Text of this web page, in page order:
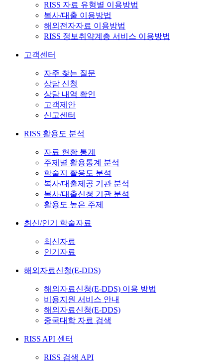
RISS 자료 유형별 이용방법
복사/대출 이용방법
해외전자자료 이용방법
RISS 정보취약계층 서비스 이용방법
고객센터
자주 찾는 질문
상담 신청
상담 내역 확인
고객제안
신고센터
RISS 활용도 분석
자료 현황 통계
주제별 활용통계 분석
학술지 활용도 분석
복사/대출제공 기관 분석
복사/대출신청 기관 분석
활용도 높은 주제
최신/인기 학술자료
최신자료
인기자료
해외자료신청(E-DDS)
해외자료신청(E-DDS) 이용 방법
비용지원 서비스 안내
해외자료신청(E-DDS)
중국대학 자료 검색
RISS API 센터
RISS 검색 API